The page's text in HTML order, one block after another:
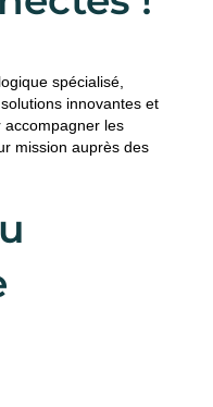
spécialisé,
innovantes et
accompagner les
mission auprès des